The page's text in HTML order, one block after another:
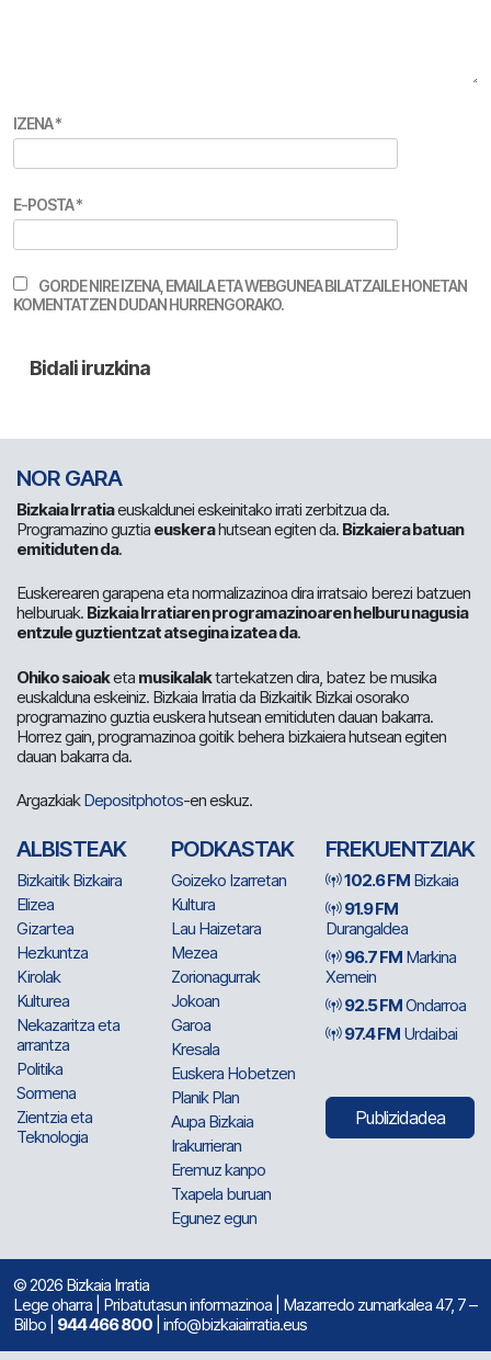
IZENA*
E-POSTA*
GORDE NIRE IZENA, EMAILA ETA WEBGUNEA BILATZAILE HONETAN
KOMENTATZEN DUDAN HURRENGORAKO.
NOR GARA
Bizkaia Irratiaeuskaldunei eskeinitako irrati zerbitzua da.
Programazino guztia euskerahutsean egiten da. Bizkaiera batuan
emitiduten da.
Euskerearen garapena eta normalizazinoa dira irratsaio berezi batzuen
helburuak. Bizkaia Irratiaren programazinoaren helburu nagusia
entzule guztientzat atsegina izatea da.
Ohiko saioaketa musikalaktartekatzen dira, batez be musika
euskalduna eskeiniz. Bizkaia Irratia da Bizkaitik Bizkai osorako
programazino guztia euskera hutsean emitiduten dauan bakarra.
Horrez gain, programazinoa goitik behera bizkaiera hutsean egiten
dauan bakarra da.
ArgazkiakDepositphotos-en eskuz.
ALBISTEAK
Bizkaitik Bizkaira
Elizea
Gizartea
Hezkuntza
Kirolak
Kulturea
Nekazaritza eta
arrantza
Politika
Sormena
Zientzia eta
Teknologia
PODKASTAK
Goizeko Izarretan
Kultura
Lau Haizetara
Mezea
Zorionagurrak
Jokoan
Garoa
Kresala
Euskera Hobetzen
Planik Plan
Aupa Bizkaia
Irakurrieran
Eremuz kanpo
Txapela buruan
Egunez egun
FREKUENTZIAK
102.6 FM Bizkaia
91.9 FM
Durangaldea
96.7 FM Markina
Xemein
92.5 FMOndarroa
97.4 FM Urdaibai
Publizidadea
© 2026 Bizkaia Irratia
Lege oharra Pribatutasun informazinoa | Mazarredo zumarkalea 47, 7 –
Bilbo | 944 466 800 | info@bizkaiairratia.eus